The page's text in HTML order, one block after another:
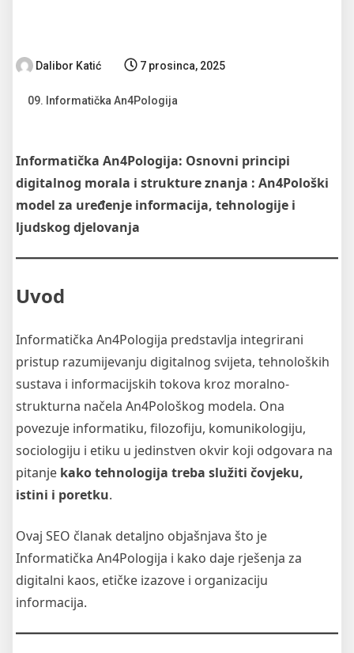
Dalibor Katić 7 prosinca, 2025
09. Informatička An4Pologija
Informatička An4Pologija: Osnovni principi
digitalnog morala i strukture znanja : An4Pološki
model za uređenje informacija, tehnologije i
ljudskog djelovanja
Uvod
Informatička An4Pologija predstavlja integrirani
pristup razumijevanju digitalnog svijeta, tehnoloških
sustava i informacijskih tokova kroz moralno-
strukturna načela An4Pološkog modela. Ona
povezuje informatiku, filozofiju, komunikologiju,
sociologiju i etiku u jedinstven okvir koji odgovara na
pitanje kako tehnologija treba služiti čovjeku,
istini i poretku.
Ovaj SEO članak detaljno objašnjava što je
Informatička An4Pologija i kako daje rješenja za
digitalni kaos, etičke izazove i organizaciju
informacija.